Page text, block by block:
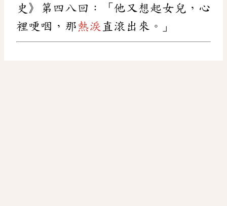
史》第四八回：「他又想起女兒，心
裡哽咽，那熱淚 直滾出來。」